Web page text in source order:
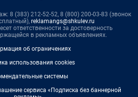
8 (383) 212-52-52, 8 (800) 200-03-83 (звонок
reklamangs@shkulev.ru
ответственности за достоверность
в рекламных объявлениях.
об ограничениях
использования cookies
системы
сервиса «Подписка без баннерной